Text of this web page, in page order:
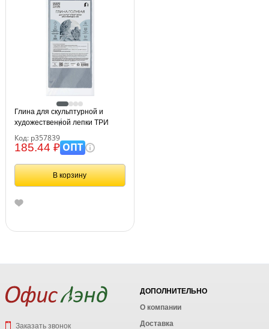
Глина для скульптурной и
художественной лепки ТРИ
самозатвердевающая
запекаемая, 1кг, вакуумный
пакет
Код: р357839
185.44 ₽ОПТ
В корзину
Заказать звонок
ДОПОЛНИТЕЛЬНО
О компании
Доставка